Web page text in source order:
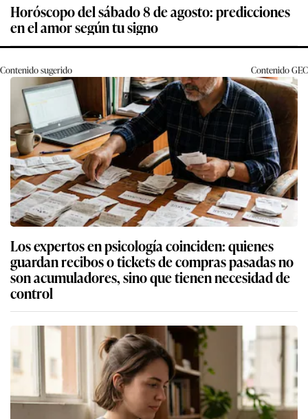
Horóscopo del sábado 8 de agosto: predicciones
en el amor según tu signo
Contenido sugerido ContenidoGEC
Los expertos en psicología coinciden: quienes
guardan recibos o tickets de compras pasadas no
son acumuladores, sino que tienen necesidad de
control